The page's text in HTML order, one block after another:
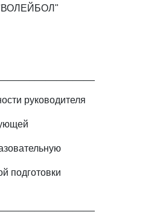
руководителя
подготовки